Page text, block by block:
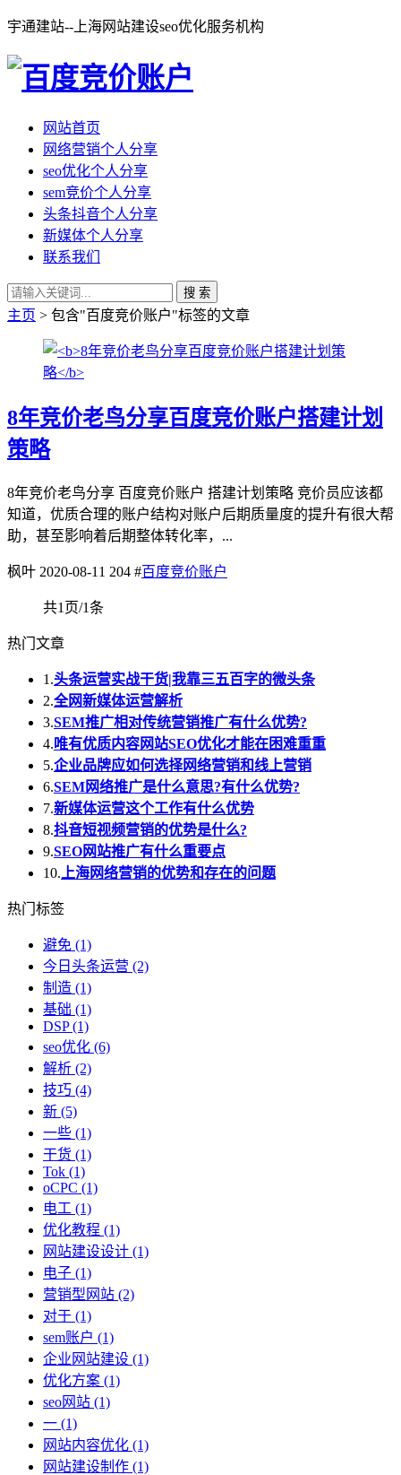
宇通建站--上海网站建设seo优化服务机构
网站首页
网络营销个人分享
seo优化个人分享
sem竞价个人分享
头条抖音个人分享
新媒体个人分享
联系我们
搜 索
主页 > 包含"百度竞价账户"标签的文章
8年竞价老鸟分享百度竞价账户搭建计划
策略
8年竞价老鸟分享 百度竞价账户 搭建计划策略 竞价员应该都
知道，优质合理的账户结构对账户后期质量度的提升有很大帮
助，甚至影响着后期整体转化率，...
枫叶 2020-08-11 204 #百度竞价账户
共1页/1条
热门文章
1.头条运营实战干货|我靠三五百字的微头条
2.全网新媒体运营解析
3.SEM推广相对传统营销推广有什么优势?
4. 唯有优质内容网站SEO优化才能在困难重重
5.企业品牌应如何选择网络营销和线上营销
6.SEM网络推广是什么意思?有什么优势?
7.新媒体运营这个工作有什么优势
8.抖音短视频营销的优势是什么?
9.SEO网站推广有什么重要点
10. 上海网络营销的优势和存在的问题
热门标签
避免 (1)
今日头条运营 (2)
制造 (1)
基础 (1)
DSP(1)
seo优化 (6)
解析 (2)
技巧 (4)
新 (5)
一些 (1)
干货 (1)
Tok (1)
oCPC (1)
电工 (1)
优化教程 (1)
网站建设设计 (1)
电子 (1)
营销型网站 (2)
对于 (1)
sem账户 (1)
企业网站建设 (1)
优化方案 (1)
seo网站 (1)
一 (1)
网站内容优化 (1)
网站建设制作 (1)